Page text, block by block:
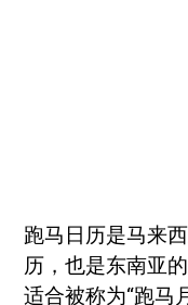
跑马日历是马来
历，也是东南亚
适合被称为“跑马